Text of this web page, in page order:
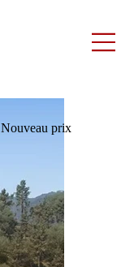
Nouveau prix